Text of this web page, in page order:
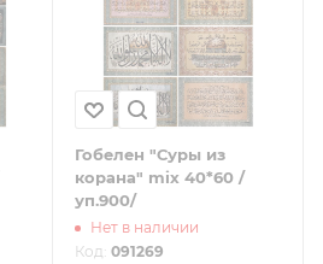
Гобелен "Суры из
корана" mix 40*60 /
уп.900/
Нет в наличии
Код: 091269